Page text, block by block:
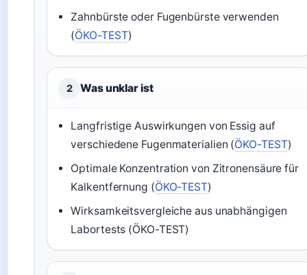
Zahnbürste oder Fugenbürste verwenden
(ÖKO-TEST)
2 Was unklar ist
Langfristige Auswirkungen von Essig auf
verschiedene Fugenmaterialien (ÖKO-TEST)
Optimale Konzentration von Zitronensäure für
Kalkentfernung (ÖKO-TEST)
Wirksamkeitsvergleiche aus unabhängigen
Labortests (ÖKO-TEST)